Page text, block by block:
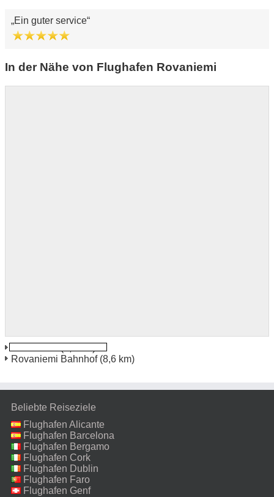
Ein guter service
In der Nähe von Flughafen Rovaniemi
Rovaniemi Bahnhof(8,6 km)
Beliebte Reiseziele
Flughafen Alicante
Flughafen Barcelona
Flughafen Bergamo
Flughafen Cork
Flughafen Dublin
Flughafen Faro
Flughafen Genf